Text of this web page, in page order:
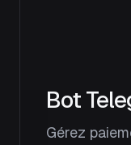
Bot
Gérez